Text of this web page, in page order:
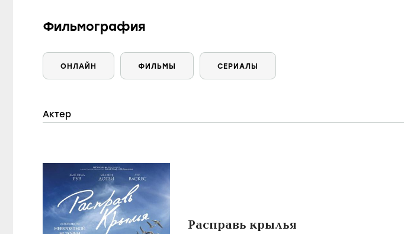
Фильмография
ОНЛАЙН ФИЛЬМЫ СЕРИАЛЫ
Актер
Расправь крылья